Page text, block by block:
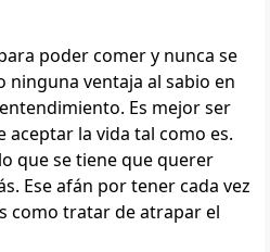
poder comer y nunca se
ninguna ventaja al sabio en
Es mejor ser
aceptar la vida tal como es.
que se tiene que querer
Ese afán por tener cada vez
como tratar de atrapar el